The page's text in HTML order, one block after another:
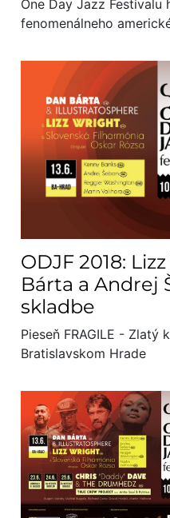
One Day Jazz
fenomenálneho
ODJF 2018:
Bárta a Andrej
skladbe
Pieseň FRAGILE - Zlatý
Bratislavskom Hrade